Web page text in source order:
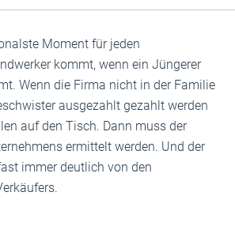
Moment für jeden
kommt, wenn ein Jüngerer
Wenn die Firma nicht in der Familie
ausgezahlt gezahlt werden
auf den Tisch. Dann muss der
ermittelt werden. Und der
immer deutlich von den